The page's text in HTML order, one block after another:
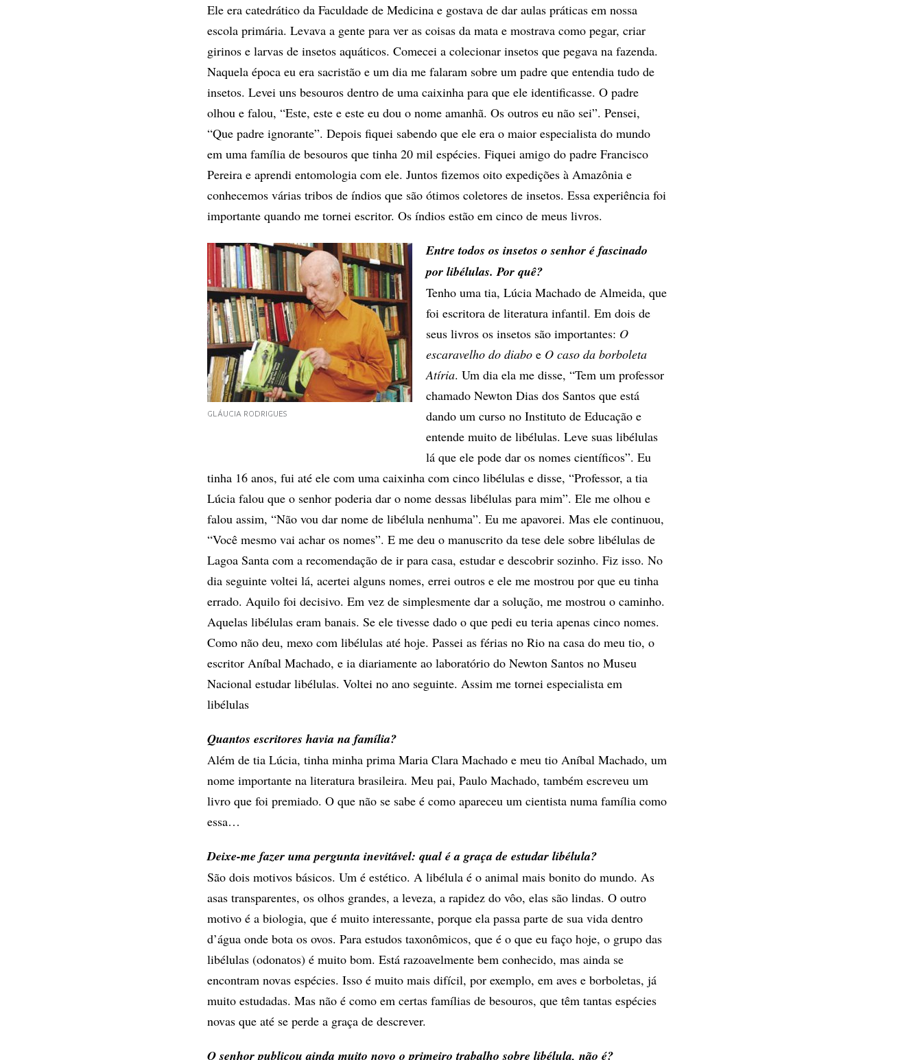
Ele era catedrático da Faculdade de Medicina e gostava de dar aulas práticas em nossa
escola primária. Levava a gente para ver as coisas da mata e mostrava como pegar, criar
girinos e larvas de insetos aquáticos. Comecei a colecionar insetos que pegava na fazenda.
Naquela época eu era sacristão e um dia me falaram sobre um padre que entendia tudo de
insetos. Levei uns besouros dentro de uma caixinha para que ele identificasse. O padre
olhou e falou, “Este, este e este eu dou o nome amanhã. Os outros eu não sei”. Pensei,
“Que padre ignorante”. Depois fiquei sabendo que ele era o maior especialista do mundo
em uma família de besouros que tinha 20 mil espécies. Fiquei amigo do padre Francisco
Pereira e aprendi entomologia com ele. Juntos fizemos oito expedições à Amazônia e
conhecemos várias tribos de índios que são ótimos coletores de insetos. Essa experiência foi
importante quando me tornei escritor. Os índios estão em cinco de meus livros.
GLÁUCIA RODRIGUES
Entre todos os insetos o senhor é fascinado
por libélulas. Por quê?
Tenho uma tia, Lúcia Machado de Almeida, que
foi escritora de literatura infantil. Em dois de
seus livros os insetos são importantes: O
escaravelho do diabo e O caso da borboleta
Atíria. Um dia ela me disse, “Tem um professor
chamado Newton Dias dos Santos que está
dando um curso no Instituto de Educação e
entende muito de libélulas. Leve suas libélulas
lá que ele pode dar os nomes científicos”. Eu
tinha 16 anos, fui até ele com uma caixinha com cinco libélulas e disse, “Professor, a tia
Lúcia falou que o senhor poderia dar o nome dessas libélulas para mim”. Ele me olhou e
falou assim, “Não vou dar nome de libélula nenhuma”. Eu me apavorei. Mas ele continuou,
“Você mesmo vai achar os nomes”. E me deu o manuscrito da tese dele sobre libélulas de
Lagoa Santa com a recomendação de ir para casa, estudar e descobrir sozinho. Fiz isso. No
dia seguinte voltei lá, acertei alguns nomes, errei outros e ele me mostrou por que eu tinha
errado. Aquilo foi decisivo. Em vez de simplesmente dar a solução, me mostrou o caminho.
Aquelas libélulas eram banais. Se ele tivesse dado o que pedi eu teria apenas cinco nomes.
Como não deu, mexo com libélulas até hoje. Passei as férias no Rio na casa do meu tio, o
escritor Aníbal Machado, e ia diariamente ao laboratório do Newton Santos no Museu
Nacional estudar libélulas. Voltei no ano seguinte. Assim me tornei especialista em
libélulas
Quantos escritores havia na família?
Além de tia Lúcia, tinha minha prima Maria Clara Machado e meu tio Aníbal Machado, um
nome importante na literatura brasileira. Meu pai, Paulo Machado, também escreveu um
livro que foi premiado. O que não se sabe é como apareceu um cientista numa família como
essa…
Deixe-me fazer uma pergunta inevitável: qual é a graça de estudar libélula?
São dois motivos básicos. Um é estético. A libélula é o animal mais bonito do mundo. As
asas transparentes, os olhos grandes, a leveza, a rapidez do vôo, elas são lindas. O outro
motivo é a biologia, que é muito interessante, porque ela passa parte de sua vida dentro
d’água onde bota os ovos. Para estudos taxonômicos, que é o que eu faço hoje, o grupo das
libélulas (odonatos) é muito bom. Está razoavelmente bem conhecido, mas ainda se
encontram novas espécies. Isso é muito mais difícil, por exemplo, em aves e borboletas, já
muito estudadas. Mas não é como em certas famílias de besouros, que têm tantas espécies
novas que até se perde a graça de descrever.
O senhor publicou ainda muito novo o primeiro trabalho sobre libélula, não é?